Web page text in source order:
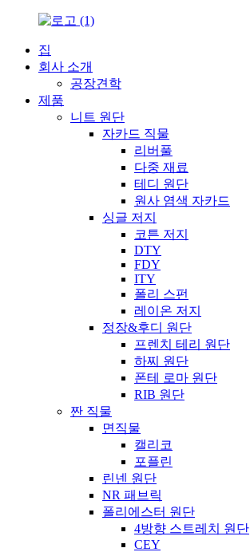
집
회사 소개
공장견학
제품
니트 원단
자카드 직물
리버풀
다중 재료
테디 원단
원사 염색 자카드
싱글 저지
코튼 저지
DTY
FDY
ITY
폴리 스펀
레이온 저지
정장&후디 원단
프렌치 테리 원단
하찌 원단
폰테 로마 원단
RIB 원단
짠 직물
면직물
캘리코
포플린
린넨 원단
NR 패브릭
폴리에스터 원단
4방향 스트레치 원단
CEY